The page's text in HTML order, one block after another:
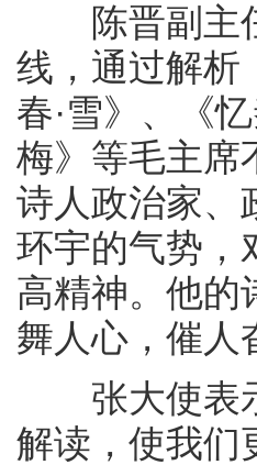
陈晋副主
线，通过解析
春·雪》、《
梅》等毛主席
诗人政治家、
环宇的气势，
高精神。他的
舞人心，催人
张大使表
解读，使我们